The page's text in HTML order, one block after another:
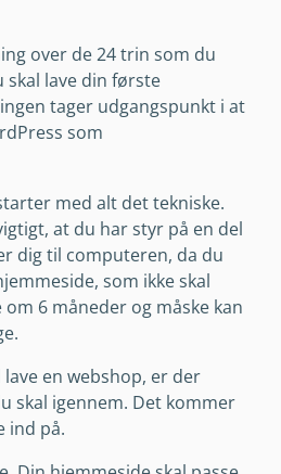
over de 24 trin som du
skal lave din første
tager udgangspunkt i at
som
med alt det tekniske.
at du har styr på en del
dig til computeren, da du
som ikke skal
6 måneder og måske kan
en webshop, er der
skal igennem. Det kommer
ind på.